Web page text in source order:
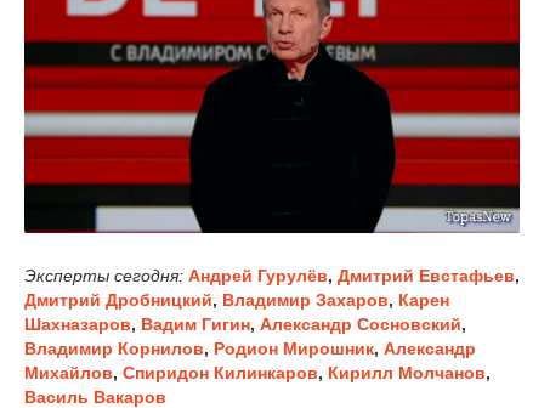
Эксперты сегодня: Андрей Гурулёв, Дмитрий Евстафьев,
Дмитрий Дробницкий, Владимир Захаров, Карен
Шахназаров, Вадим Гигин, Александр Сосновский,
Владимир Корнилов, Родион Мирошник, Александр
Михайлов, Спиридон Килинкаров, Кирилл Молчанов,
Василь Вакаров